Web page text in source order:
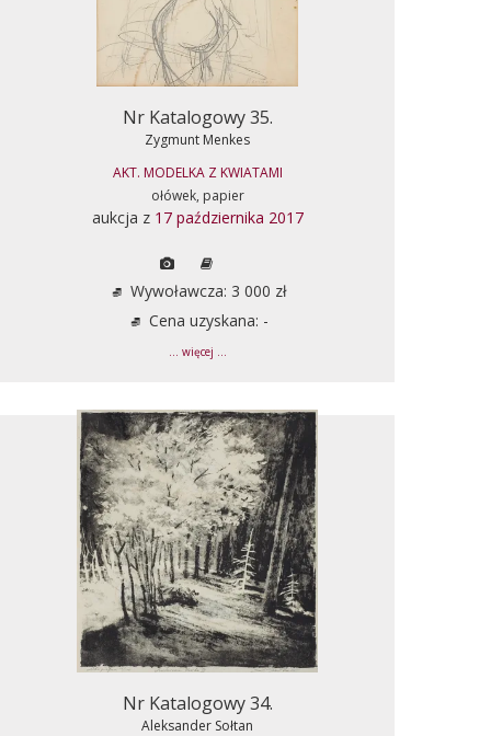
Nr Katalogowy 35.
Zygmunt Menkes
AKT. MODELKA Z KWIATAMI
ołówek, papier
aukcja z 17 października 2017
Wywoławcza: 3 000 zł
Cena uzyskana: -
... więcej ...
Nr Katalogowy 34.
Aleksander Sołtan